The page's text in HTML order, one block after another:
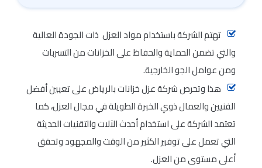
تهتم الشركة باستخدام مواد العزل ذات الجودة العالية
والتي تضمن الحماية والحفاظ على الخزانات من التسربات
ومن عوامل الجو الخارجية.
هذا وتحرص شركة عزل خزانات بالرياض على تعيين أفضل
الفنيين والعمال ذوي الخبرة الطويلة في مجال العزل، كما
تعتمد الشركة على استخدام أحدث الآلات والتقنيات الحديثة
التي تعمل على توفير الكثير من الوقت والمجهود وتحقق
أعلى مستوى من العزل.